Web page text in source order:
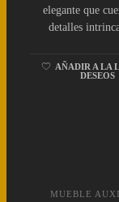
elegante que
detalles
AÑADIR A LA
DESEOS
MUEBLE